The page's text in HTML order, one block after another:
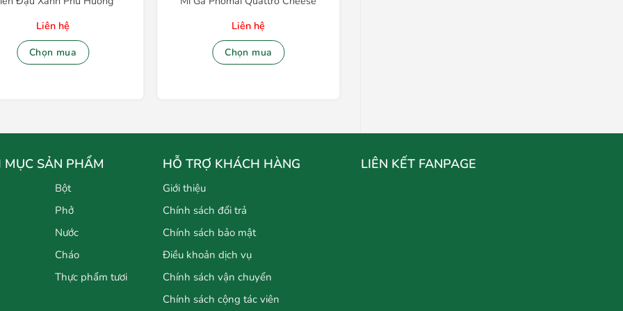
Liên hệ
Chọn mua
Liên hệ
Chọn mua
MỤC SẢN PHẨM
Bột
Phở
Nước
Cháo
Thực phẩm tươi
HỖ TRỢ KHÁCH HÀNG
Giới thiệu
Chính sách đổi trả
Chính sách bảo mật
Điều khoản dịch vụ
Chính sách vận chuyển
Chính sách cộng tác viên
LIÊN KẾT FANPAGE